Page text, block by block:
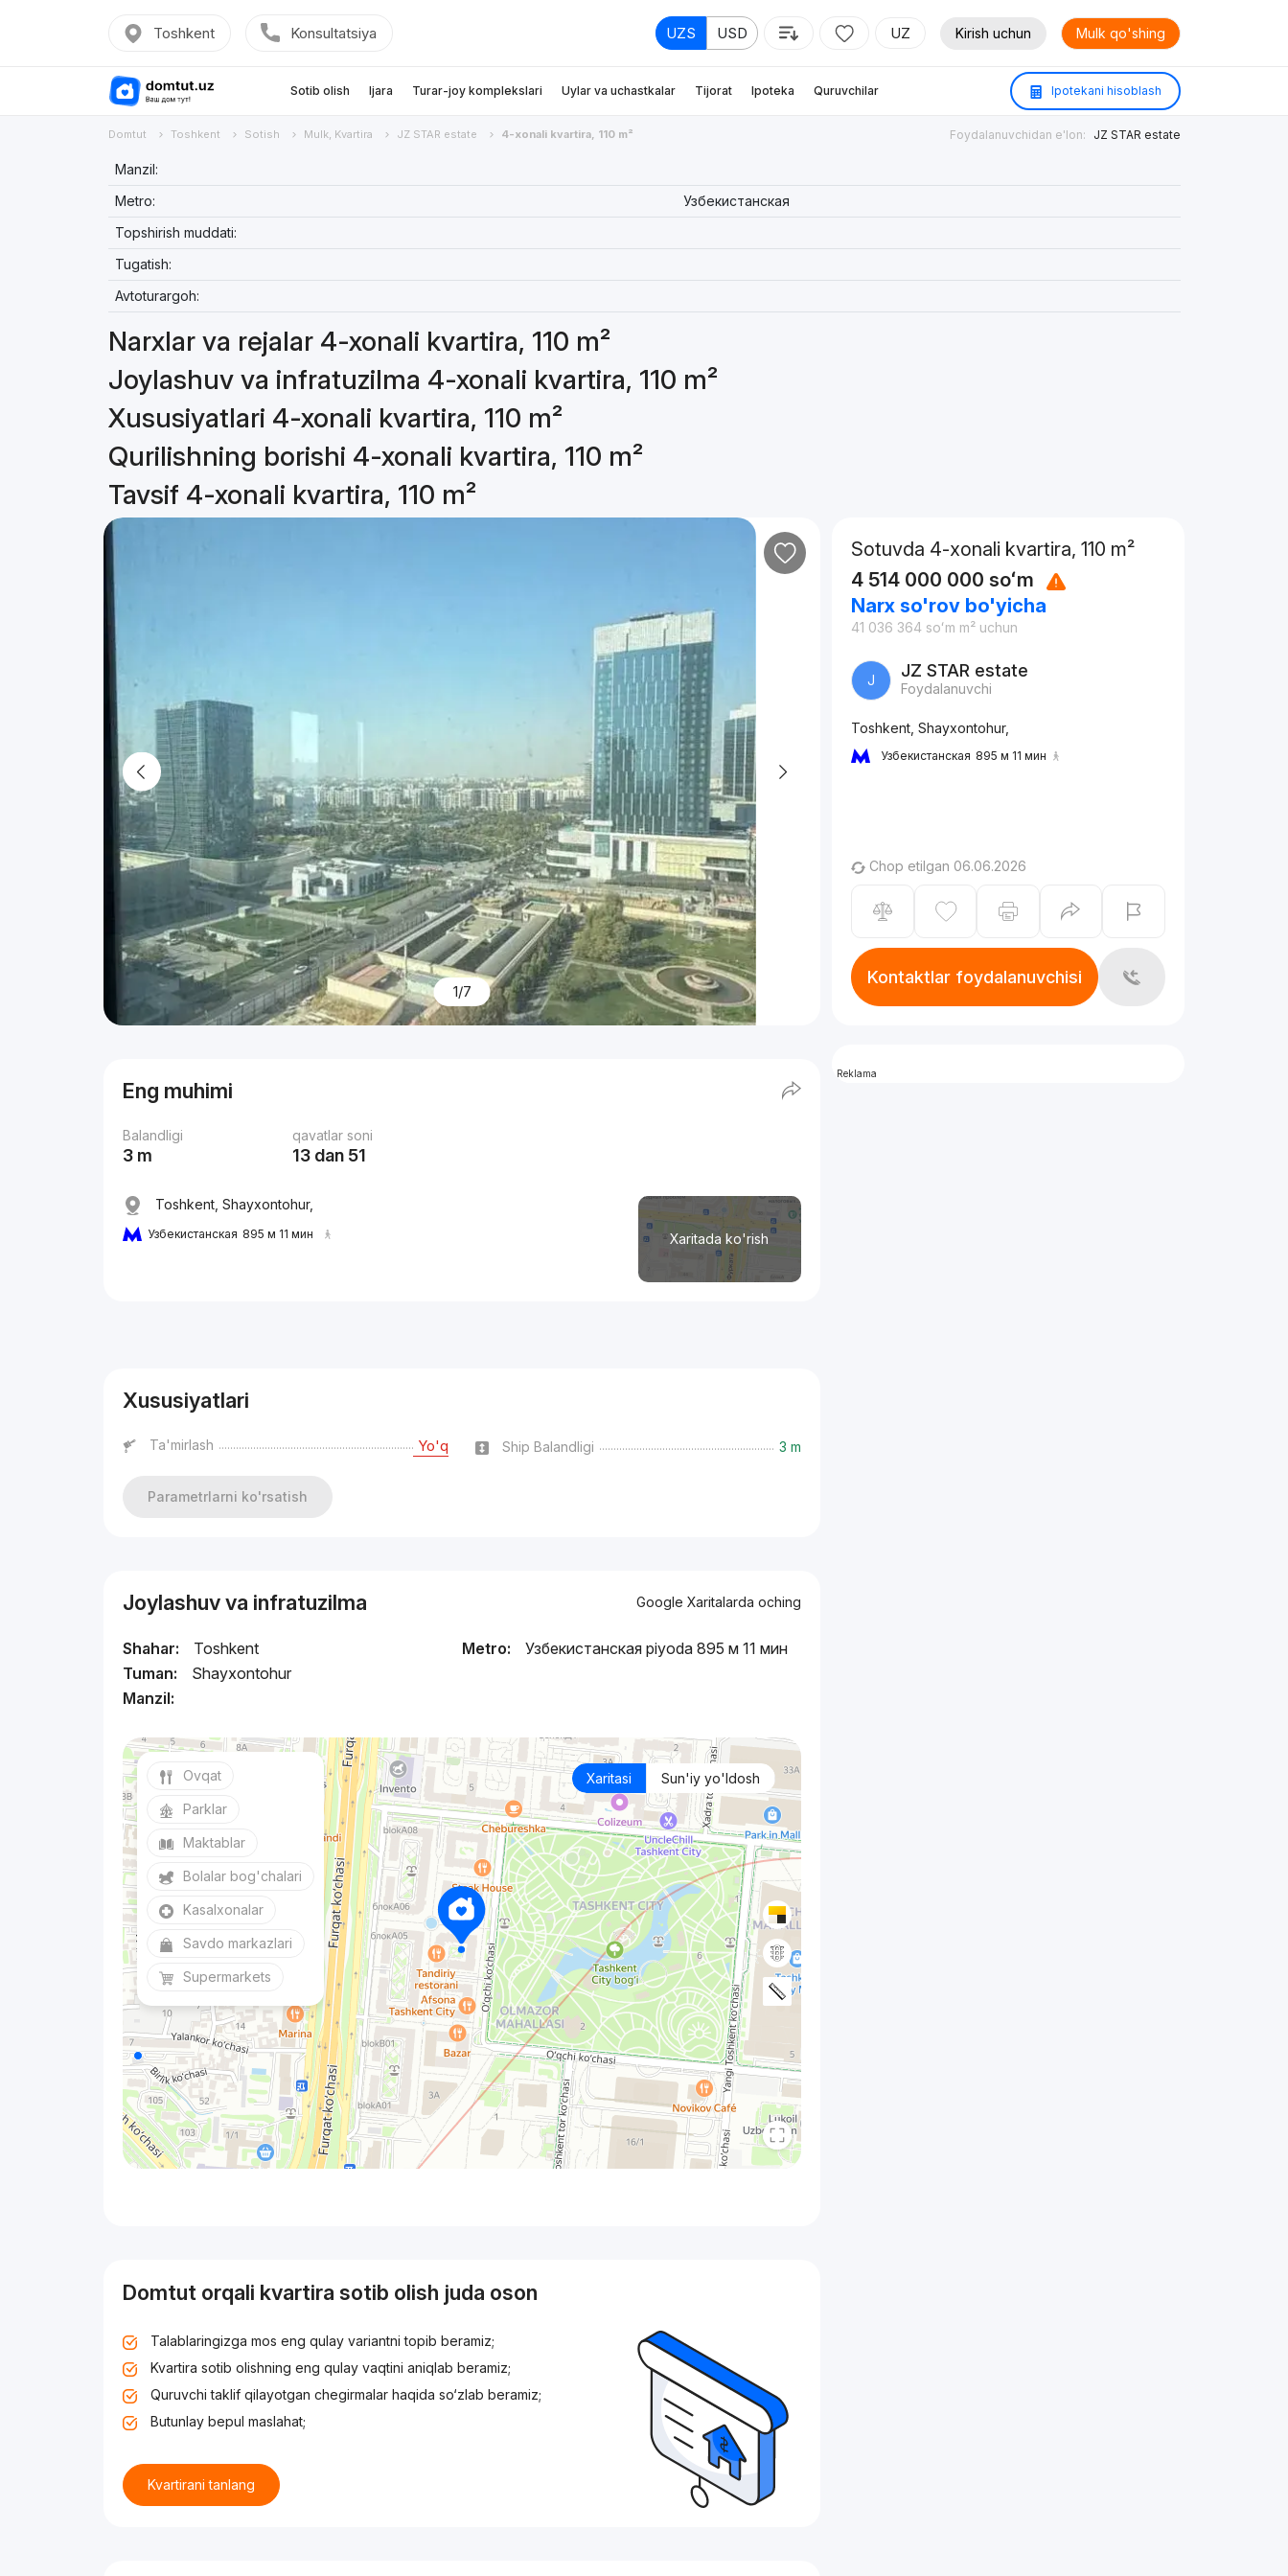
Toshkent Konsultatsiya UZS USD UZ Kirish uchun Mulk qo'shing
Sotib olish Ijara Turar-joy komplekslari Uylar va uchastkalar Tijorat Ipoteka Quruvchilar Ipotekani hisoblash
Domtut Toshkent Sotish Mulk, Kvartira JZ STAR estate 4-xonali kvartira, 110 m² Foydalanuvchidan e'lon: JZ STAR estate
Manzil:
Metro:
Узбекистанская
Topshirish muddati:
Tugatish:
Avtoturargoh:
Narxlar va rejalar 4-xonali kvartira, 110 m²
Joylashuv va infratuzilma 4-xonali kvartira, 110 m²
Xususiyatlari 4-xonali kvartira, 110 m²
Qurilishning borishi 4-xonali kvartira, 110 m²
Tavsif 4-xonali kvartira, 110 m²
1/7
Eng muhimi
Balandligi
3 m
qavatlar soni
13 dan 51
Xaritada ko'rish
Toshkent, Shayxontohur,
Узбекистанская 895 м 11 мин
Xususiyatlari
Ta'mirlash Yo'q Ship Balandligi 3 m
Parametrlarni ko'rsatish
Joylashuv va infratuzilma Google Xaritalarda oching
Shahar:
Toshkent
Tuman:
Shayxontohur
Manzil:
Metro: Узбекистанская piyoda 895 м 11 мин
Xaritasi Sun'iy yo'ldosh
Ovqat
Parklar
Maktablar
Bolalar bog'chalari
Kasalxonalar
Savdo markazlari
Supermarkets
Domtut orqali kvartira sotib olish juda oson
Talablaringizga mos eng qulay variantni topib beramiz;
Kvartira sotib olishning eng qulay vaqtini aniqlab beramiz;
Quruvchi taklif qilayotgan chegirmalar haqida so‘zlab beramiz;
Butunlay bepul maslahat;
Kvartirani tanlang
Sotuvda 4-xonali kvartira, 110 m²
4 514 000 000 soʻm
Narx so'rov bo'yicha
41 036 364 soʻm m² uchun
J JZ STAR estate
Foydalanuvchi
Toshkent, Shayxontohur,
Узбекистанская 895 м 11 мин
Chop etilgan 06.06.2026
Kontaktlar foydalanuvchisi
Reklama